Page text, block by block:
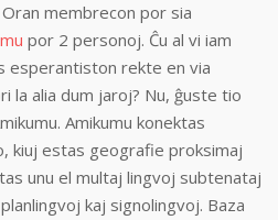
membrecon por sia
por 2 personoj. Ĉu al vi iam
esperantiston rekte en via
la alia dum jaroj? Nu, ĝuste tio
Amikumu konektas
kiuj estas geografie proksimaj
unu el multaj lingvoj subtenataj
kaj signolingvoj. Baza